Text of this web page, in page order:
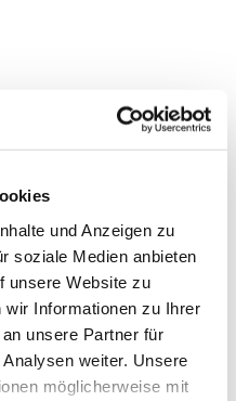
und Anzeigen zu
soziale Medien anbieten
unsere Website zu
wir Informationen zu Ihrer
unsere Partner für
weiter. Unsere
möglicherweise mit
(WVO)
in
Baustein der EU-
enthält verbindliche…